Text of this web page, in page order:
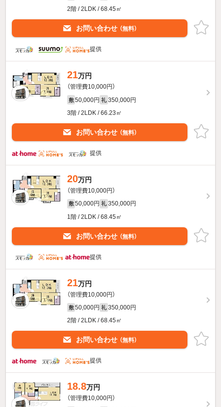
2階 / 2LDK / 68.45㎡
お問い合わせ （無料）
提供
21万円
（管理費10,000円）
敷 50,000円 礼 350,000円
3階 / 2LDK / 66.23㎡
お問い合わせ （無料）
提供
20万円
（管理費10,000円）
敷 50,000円 礼 350,000円
1階 / 2LDK / 68.45㎡
お問い合わせ （無料）
提供
21万円
（管理費10,000円）
敷 50,000円 礼 350,000円
2階 / 2LDK / 68.45㎡
お問い合わせ （無料）
提供
18.8万円
（管理費10,000円）